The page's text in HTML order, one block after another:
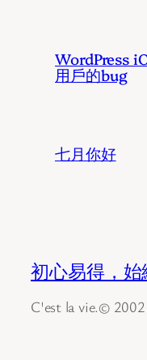
WordPress
用戶的bug
七月你好
初心易得，始
C'est la vie.©